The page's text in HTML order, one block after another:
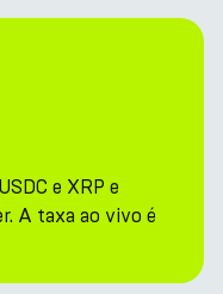
e XRP e
A taxa ao vivo é